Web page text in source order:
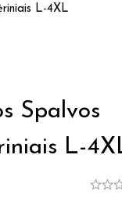
L-4XL
Spalvos
L-